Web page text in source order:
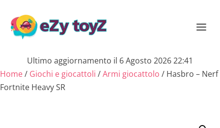
Ultimo aggiornamento il 6 Agosto 2026 22:41
Home/ Giochi e giocattoli /Armi giocattolo / Hasbro – Nerf
Fortnite Heavy SR